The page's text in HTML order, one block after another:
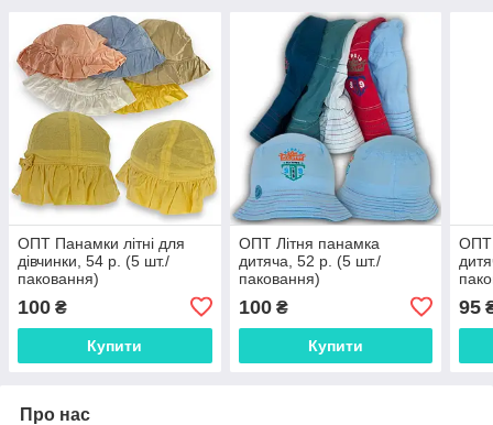
ОПТ Панамки літні для
дівчинки, 54 р. (5 шт./
паковання)
100 ₴
Купити
ОПТ Літня панамка
дитяча, 52 р. (5 шт./
паковання)
100₴
Купити
ОПТ
95
Про нас